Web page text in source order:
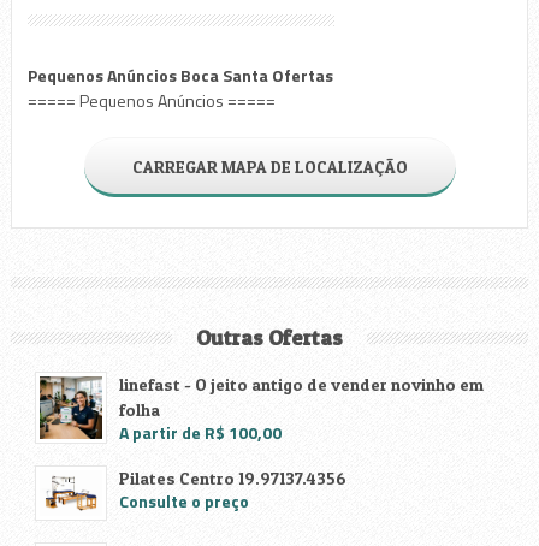
Pequenos Anúncios Boca Santa Ofertas
===== Pequenos Anúncios =====
CARREGAR MAPA DE LOCALIZAÇÃO
Outras Ofertas
linefast - O jeito antigo de vender novinho em
folha
A partir de R$ 100,00
Pilates Centro 19.97137.4356
Consulte o preço